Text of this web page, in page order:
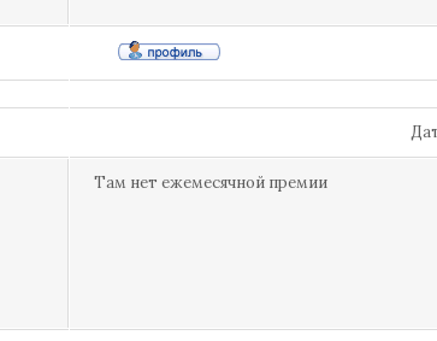
Там нет ежемесячной премии